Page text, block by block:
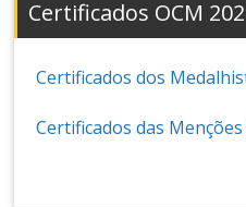
Certificados OCM
Certificados dos
Certificados das